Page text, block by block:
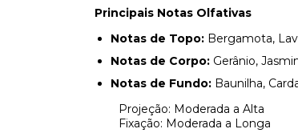
Principais Notas Olfativas
Notas de Topo: Bergamota,
Notas de Corpo: Gerânio,
Notas de Fundo: Baunilha,
Projeção: Moderada a Alta
Fixação: Moderada a Longa